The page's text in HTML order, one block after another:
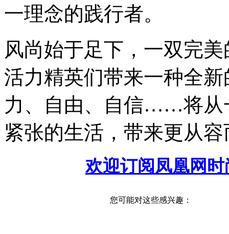
一理念的践行者。
风尚始于足下，一双完
活力精英们带来一种全
力、自由、自信……将从
紧张的生活，带来更从
欢迎订阅凤凰网
您可能对这些感兴趣：